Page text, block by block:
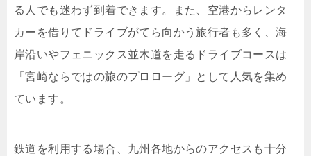
る人でも迷わず到着できます。また、空港からレンタ
カーを借りてドライブがてら向かう旅行者も多く、海
岸沿いやフェニックス並木道を走るドライブコースは
「宮崎ならではの旅のプロローグ」として人気を集め
ています。
鉄道を利用する場合、九州各地からのアクセスも十分